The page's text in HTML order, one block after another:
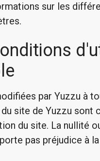
sur les
par Yuzzu à
site de Yuzzu sont
du site. La nullité
pas préjudice à